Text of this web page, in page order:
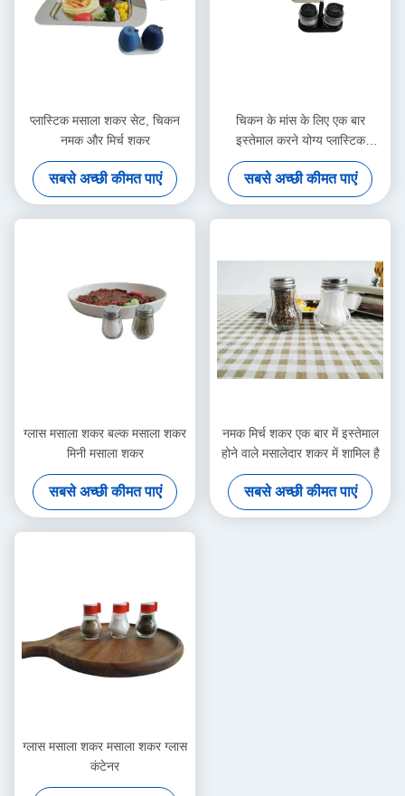
प्लास्टिक मसाला शकर सेट, चिकन
नमक और मिर्च शकर
सबसे अच्छी कीमत पाएं
चिकन के मांस के लिए एक बार
इस्तेमाल करने योग्य प्लास्टिक
मसालेदार नमक मिर्च शेकर सेट
सबसे अच्छी कीमत पाएं
ग्लास मसाला शकर बल्क मसाला शकर
मिनी मसाला शकर
सबसे अच्छी कीमत पाएं
नमक मिर्च शकर एक बार में इस्तेमाल
होने वाले मसालेदार शकर में शामिल है
सबसे अच्छी कीमत पाएं
ग्लास मसाला शकर मसाला शकर ग्लास
कंटेनर